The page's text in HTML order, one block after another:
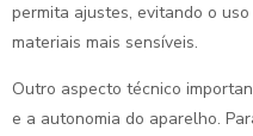
permita ajustes, evitando o
materiais mais sensíveis.
Outro aspecto técnico
e a autonomia do aparelho.